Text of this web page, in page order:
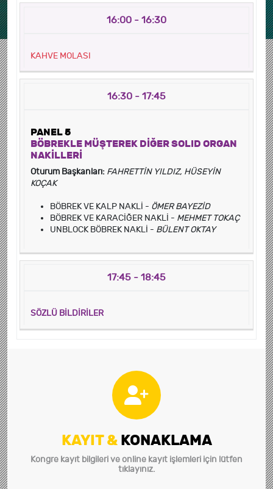
16:00 - 16:30
KAHVE MOLASI
16:30 - 17:45
PANEL 5
BÖBREKLE MÜŞTEREK DİĞER SOLID ORGAN
NAKİLLERİ
Oturum Başkanları: FAHRETTİN YILDIZ, HÜSEYİN
KOÇAK
BÖBREK VE KALP NAKLİ - ÖMER BAYEZİD
BÖBREK VE KARACİĞER NAKLİ - MEHMET TOKAÇ
UNBLOCK BÖBREK NAKLİ - BÜLENT OKTAY
17:45 - 18:45
SÖZLÜ BİLDİRİLER
KAYIT & KONAKLAMA
Kongre kayıt bilgileri ve online kayıt işlemleri için lütfen
tıklayınız.